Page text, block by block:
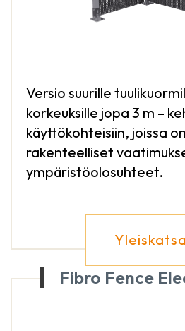
Versio suurille
korkeuksille jopa 3 m –
käyttökohteisiin, joissa
rakenteelliset
ympäristöolosuhteet.
Fibro Fence